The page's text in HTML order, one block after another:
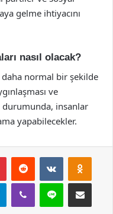
gelme ihtiyacını
nasıl olacak?
daha normal bir şekilde
ve
durumunda, insanlar
yapabilecekler.
PinterestReddit VKontakte
TelegramViber Line E-Posta ile